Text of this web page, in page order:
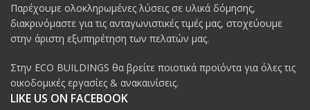
Παρέχουμε ολοκληρωμένες λύσεις σε υλικά δόμησης,
διακρινόμαστε για τις ανταγωνιστικές τιμές μας, στοχεύουμε
στην άριστη εξυπηρέτηση των πελατών μας.
Στην ECO BUILDINGS θα βρείτε ποιοτικά προϊόντα για όλες τις
οικοδομικές εργασίες & ανακαινίσεις.
LIKE US ON FACEBOOK